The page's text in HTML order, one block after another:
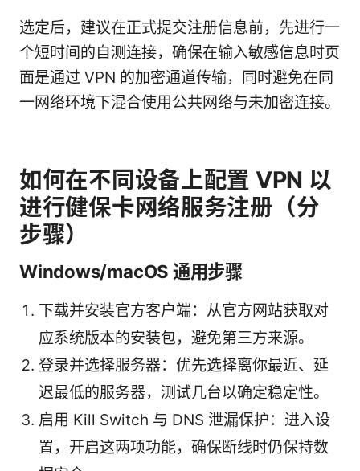
选定后，建议在正式提交注册信息前，先进行一
个短时间的自测连接，确保在输入敏感信息时页
面是通过 VPN 的加密通道传输，同时避免在同
一网络环境下混合使用公共网络与未加密连接。
如何在不同设备上配置 VPN 以
进行健保卡网络服务注册（分
步骤）
Windows/macOS 通用步骤
下载并安装官方客户端：从官方网站获取对
应系统版本的安装包，避免第三方来源。
登录并选择服务器：优先选择离你最近、延
迟最低的服务器，测试几台以确定稳定性。
启用 Kill Switch 与 DNS 泄漏保护：进入设
置，开启这两项功能，确保断线时仍保持数